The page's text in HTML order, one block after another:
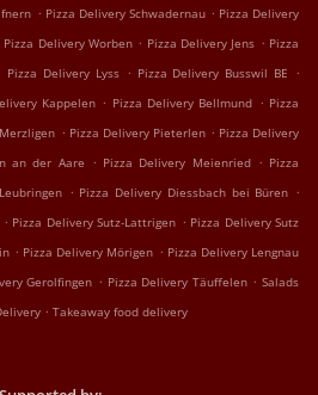
. Pizza Delivery Schwadernau . Pizza Delivery
Pizza Delivery Worben . Pizza Delivery Jens . Pizza
Pizza Delivery Lyss . Pizza Delivery Busswil BE .
Kappelen . Pizza Delivery Bellmund . Pizza
. Pizza Delivery Pieterlen . Pizza Delivery
an der Aare . Pizza Delivery Meienried . Pizza
. Pizza Delivery Diessbach bei Büren .
. Pizza Delivery Sutz-Lattrigen . Pizza Delivery Sutz
. Pizza Delivery Mörigen . Pizza Delivery Lengnau
Gerolfingen . Pizza Delivery Täuffelen . Salads
. Takeaway food delivery